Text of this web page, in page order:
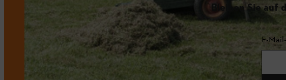
Bleiben Sie auf
E-